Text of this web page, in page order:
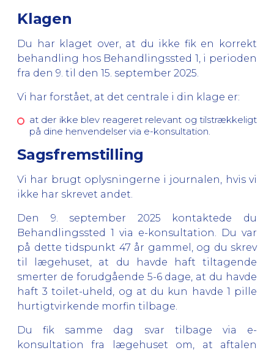
Klagen
Du har klaget over, at du ikke fik en korrekt
behandling hos Behandlingssted 1, i perioden
fra den 9. til den 15. september 2025.
Vi har forstået, at det centrale i din klage er:
at der ikke blev reageret relevant og tilstrækkeligt
på dine henvendelser via e-konsultation.
Sagsfremstilling
Vi har brugt oplysningerne i journalen, hvis vi
ikke har skrevet andet.
Den 9. september 2025 kontaktede du
Behandlingssted 1 via e-konsultation. Du var
på dette tidspunkt 47 år gammel, og du skrev
til lægehuset, at du havde haft tiltagende
smerter de forudgående 5-6 dage, at du havde
haft 3 toilet-uheld, og at du kun havde 1 pille
hurtigtvirkende morfin tilbage.
Du fik samme dag svar tilbage via e-
konsultation fra lægehuset om, at aftalen